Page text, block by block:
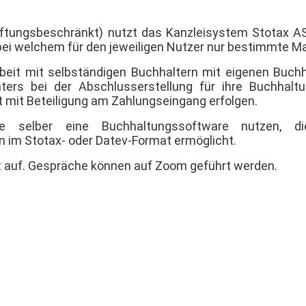
nutzt das Kanzleisystem Stotax
welchem für den jeweiligen Nutzer nur bestimmte
mit selbständigen Buchhaltern mit eigenen
bei der Abschlusserstellung für ihre
Beteiligung am Zahlungseingang erfolgen.
selber eine Buchhaltungssoftware nutzen,
im Stotax- oder Datev-Format ermöglicht.
Gespräche können auf Zoom geführt werden.